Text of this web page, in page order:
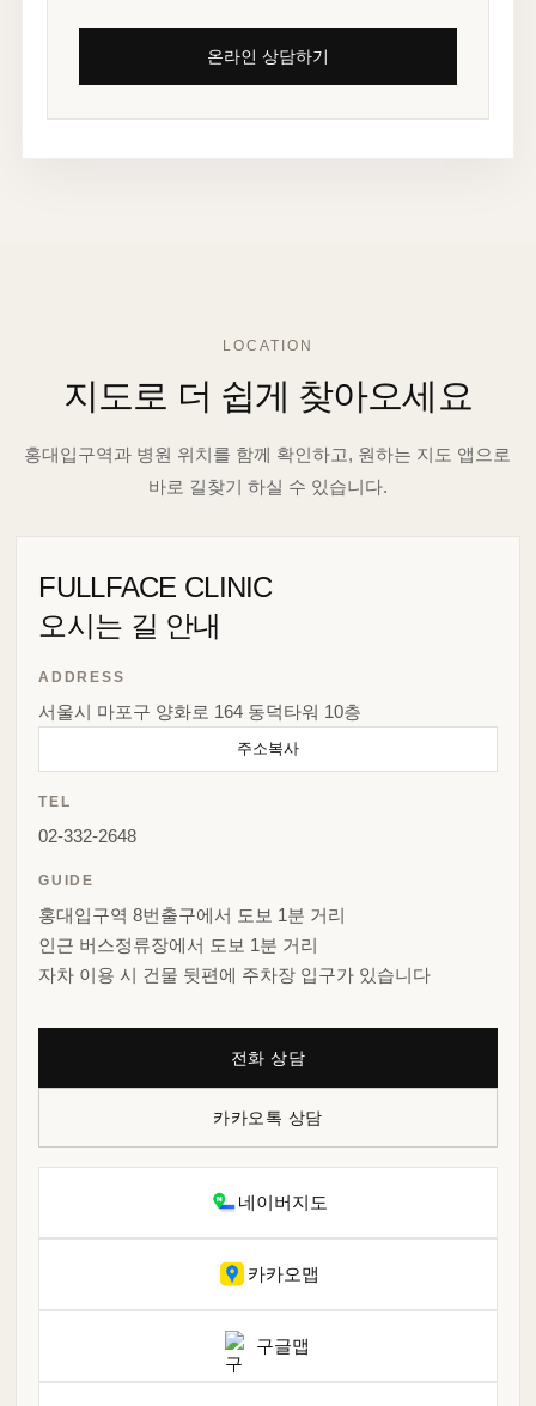
온라인 상담하기
LOCATION
지도로 더 쉽게 찾아오세요
홍대입구역과 병원 위치를 함께 확인하고, 원하는 지도 앱으로
바로 길찾기 하실 수 있습니다.
FULLFACE CLINIC
오시는 길 안내
ADDRESS
서울시 마포구 양화로 164 동덕타워 10층
주소복사
TEL
02-332-2648
GUIDE
홍대입구역 8번출구에서 도보 1분 거리
인근 버스정류장에서 도보 1분 거리
자차 이용 시 건물 뒷편에 주차장 입구가 있습니다
전화 상담
카카오톡 상담
네이버지도
카카오맵
구글맵